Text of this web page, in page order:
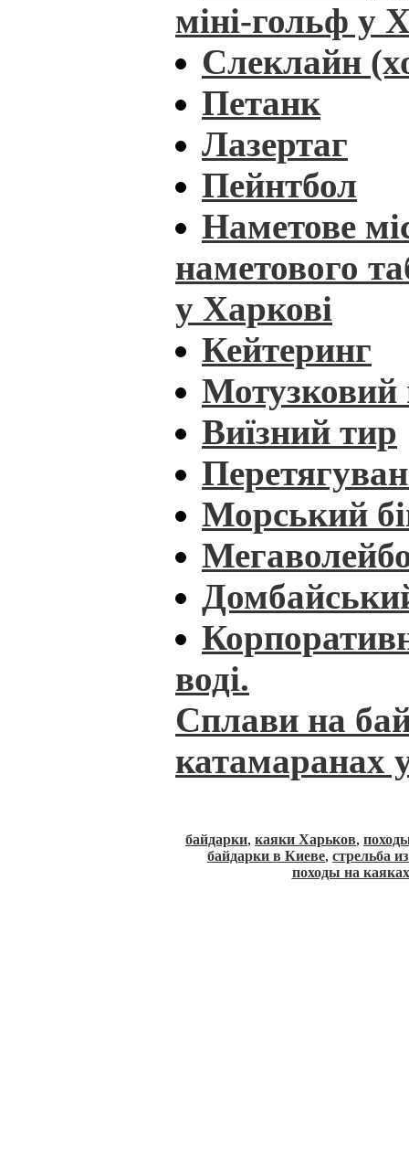
міні-гольф у
Слеклайн
Петанк
Лазертаг
Пейнтбол
Наметове
наметового
у Харкові
Кейтеринг
Мотузковий
Виїзний тир
Морський
воді.
Сплави на
катамаранах
байдарки, каяки Харьков,
байдарки в Киеве, стрельба
походы на каяках